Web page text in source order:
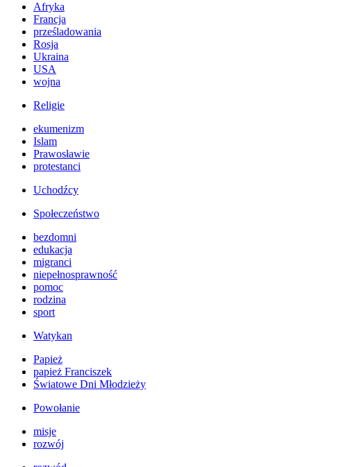
Afryka
Francja
prześladowania
Rosja
Ukraina
USA
wojna
Religie
ekumenizm
Islam
Prawosławie
protestanci
Uchodźcy
Społeczeństwo
bezdomni
edukacja
migranci
niepełnosprawność
pomoc
rodzina
sport
Watykan
Papież
papież Franciszek
Światowe Dni Młodzieży
Powołanie
misje
rozwój